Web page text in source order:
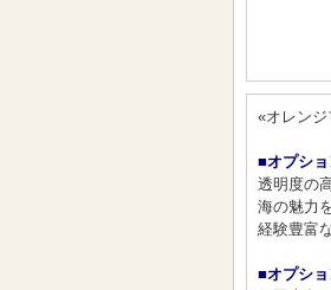
«オレン
■オプシ
透明度の
海の魅力
経験豊富
■オプシ